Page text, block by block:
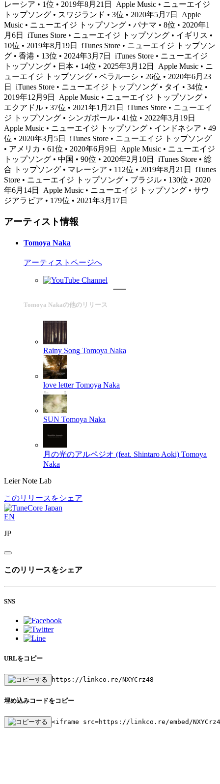
レーシア • 1位 • 2019年8月21日
Apple Music • ニューエイジ
トップソング • スワジランド • 3位 • 2020年5月7日
Apple
Music • ニューエイジ トップソング • パナマ • 8位 • 2020年1
月6日
iTunes Store • ニューエイジ トップソング • イギリス •
10位 • 2019年8月19日
iTunes Store • ニューエイジ トップソン
グ • 香港 • 13位 • 2024年3月7日
iTunes Store • ニューエイジ
トップソング • 日本 • 14位 • 2025年3月12日
Apple Music • ニ
ューエイジ トップソング • ベラルーシ • 26位 • 2020年6月23
日
iTunes Store • ニューエイジ トップソング • タイ • 34位 •
2019年12月9日
Apple Music • ニューエイジ トップソング •
エクアドル • 37位 • 2021年1月21日
iTunes Store • ニューエイ
ジ トップソング • シンガポール • 41位 • 2022年3月19日
Apple Music • ニューエイジ トップソング • インドネシア • 49
位 • 2020年3月5日
iTunes Store • ニューエイジ トップソング
• アメリカ • 61位 • 2020年6月9日
Apple Music • ニューエイジ
トップソング • 中国 • 90位 • 2020年2月10日
iTunes Store • 総
合 トップソング • マレーシア • 112位 • 2019年8月21日
iTunes
Store • ニューエイジ トップソング • ブラジル • 130位 • 2020
年6月14日
Apple Music • ニューエイジ トップソング • サウ
ジアラビア • 179位 • 2021年3月17日
アーティスト情報
Tomoya Naka
アーティストページへ
Tomoya Nakaの他のリリース
Rainy Song Tomoya Naka
love letter Tomoya Naka
SUN Tomoya Naka
月の光のアルペジオ (feat. Shintaro Aoki) Tomoya
Naka
Leier Note Lab
このリリースをシェア
EN
JP
このリリースをシェア
SNS
URLをコピー
https://linkco.re/NXYCrz48
埋め込みコードをコピー
<iframe src=https://linkco.re/embed/